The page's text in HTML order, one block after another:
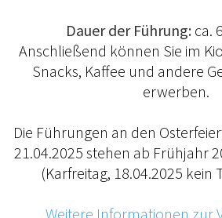
Dauer der Führung:ca.
Anschließend können Sie im
Snacks, Kaffee und andere
erwerben.
Die Führungen an den
21.04.2025 stehen ab Frühjahr
(Karfreitag, 18.04.2025 kein
Weitere Informationen zur